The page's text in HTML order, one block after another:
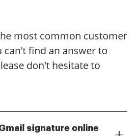
most common customer
can't find an answer to
don't hesitate to
signature online